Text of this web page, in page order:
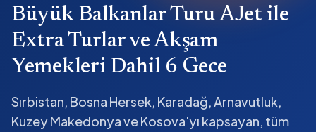
Büyük Balkanlar Turu AJet ile
Extra Turlar ve Akşam
Yemekleri Dahil 6 Gece
Sırbistan, Bosna Hersek, Karadağ, Arnavutluk,
Kuzey Makedonya ve Kosova'yı kapsayan, tüm